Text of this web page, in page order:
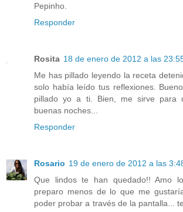
Pepinho.
Responder
Rosita 18 de enero de 2012 a las
Me has pillado leyendo la receta
solo había leído tus reflexiones.
pillado yo a ti. Bien, me sirve para
buenas noches...
Responder
Rosario 19 de enero de 2012 a las
Que lindos te han quedado!! Amo
preparo menos de lo que me
poder probar a través de la pantalla...